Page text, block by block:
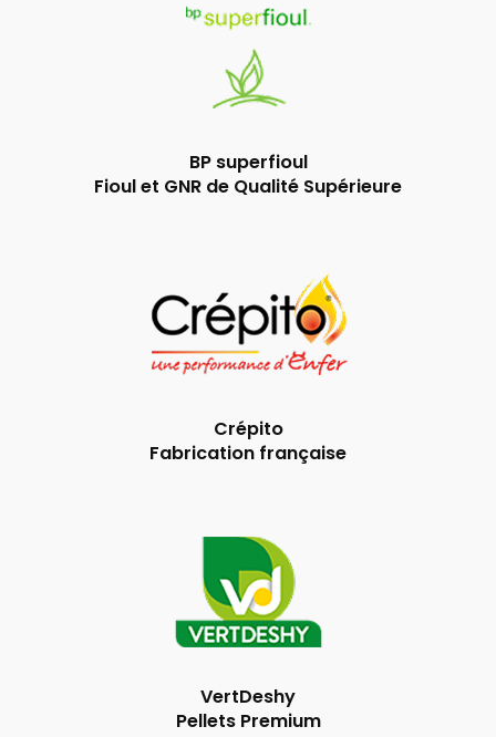
BP superfioul
Fioul et GNR de Qualité Supérieure
Crépito
Fabrication française
VertDeshy
Pellets Premium